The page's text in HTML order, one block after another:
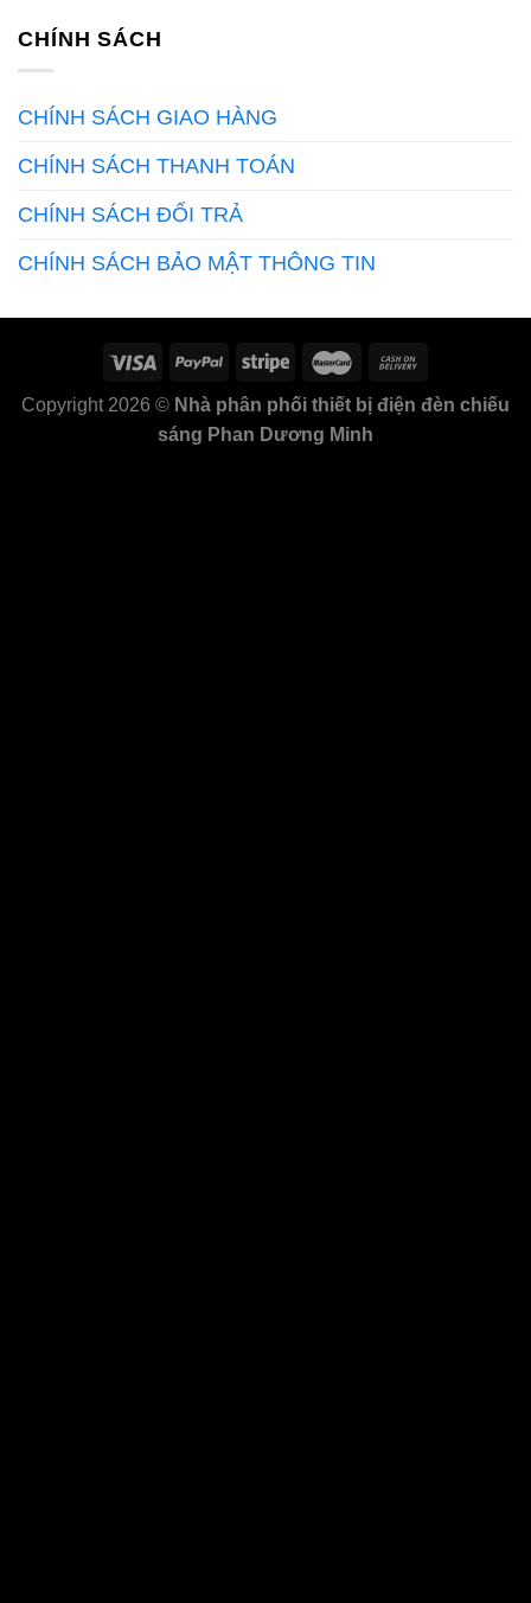
CHÍNH SÁCH
CHÍNH SÁCH GIAO HÀNG
CHÍNH SÁCH THANH TOÁN
CHÍNH SÁCH ĐỔI TRẢ
CHÍNH SÁCH BẢO MẬT THÔNG TIN
Copyright 2026 © Nhà phân phối thiết bị điện đèn chiếu
sáng Phan Dương Minh